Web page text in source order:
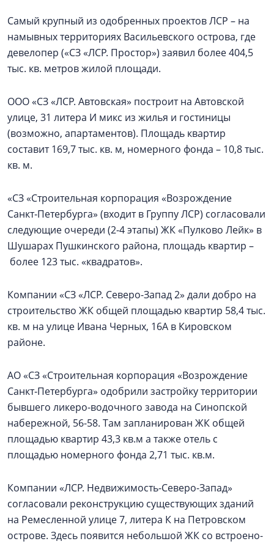
Самый крупный из одобренных проектов ЛСР – на
намывных территориях Васильевского острова, где
девелопер («СЗ «ЛСР. Простор») заявил более 404,5
тыс. кв. метров жилой площади.
ООО «СЗ «ЛСР. Автовская» построит на Автовской
улице, 31 литера И микс из жилья и гостиницы
(возможно, апартаментов). Площадь квартир
составит 169,7 тыс. кв. м, номерного фонда – 10,8 тыс.
кв. м.
«СЗ «Строительная корпорация «Возрождение
Санкт‑Петербурга» (входит в Группу ЛСР) согласовали
следующие очереди (2-4 этапы) ЖК «Пулково Лейк» в
Шушарах Пушкинского района, площадь квартир –
более 123 тыс. «квадратов».
Компании «СЗ «ЛСР. Северо-Запад 2» дали добро на
строительство ЖК общей площадью квартир 58,4 тыс.
кв. м на улице Ивана Черных, 16А в Кировском
районе.
АО «СЗ «Строительная корпорация «Возрождение
Санкт‑Петербурга» одобрили застройку территории
бывшего ликеро-водочного завода на Синопской
набережной, 56-58. Там запланирован ЖК общей
площадью квартир 43,3 кв.м а также отель с
площадью номерного фонда 2,71 тыс. кв.м.
Компании «ЛСР. Недвижимость-Северо-Запад»
согласовали реконструкцию существующих зданий
на Ремесленной улице 7, литера К на Петровском
острове. Здесь появится небольшой ЖК со встроено-